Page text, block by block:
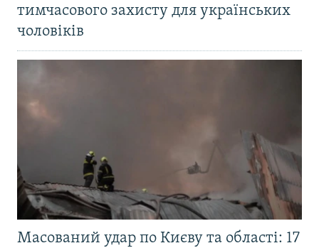
тимчасового захисту для українських
чоловіків
Масований удар по Києву та області: 17